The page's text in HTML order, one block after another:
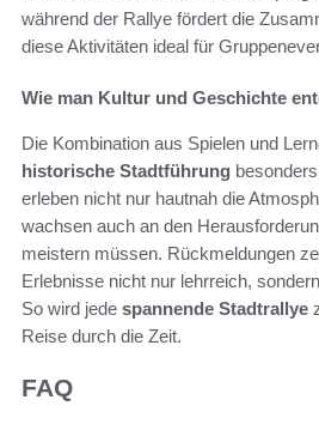
während der Rallye fördert die
diese Aktivitäten ideal für
Wie man Kultur und Geschichte
Die Kombination aus Spielen und
historische Stadtführung
erleben nicht nur hautnah die
wachsen auch an den
meistern müssen. Rückmeldungen
Erlebnisse nicht nur lehrreich,
So wird jede spannende Stadtrallye
Reise durch die Zeit.
FAQ